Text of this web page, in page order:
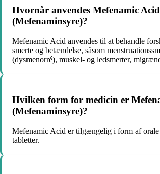
Hvornår anvendes Mefenamic Acid
(Mefenaminsyre)?
Mefenamic Acid anvendes til at behandle
smerte og betændelse, såsom
(dysmenorré), muskel- og ledsmerter,
Hvilken form for medicin er
(Mefenaminsyre)?
Mefenamic Acid er tilgængelig i form af orale
tabletter.